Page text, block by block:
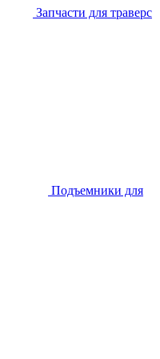
Запчасти для траверс
Подъемники для